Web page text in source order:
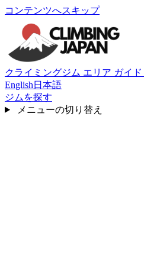
コンテンツへスキップ
クライミングジム エリア ガイド
English 日本語
ジムを探す
メニューの切り替え